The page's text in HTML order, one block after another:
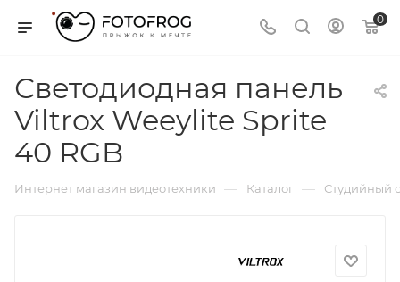
0
Светодиодная панель
Viltrox Weeylite Sprite
40 RGB
Интернет магазин видеотехники — Каталог — Студийный